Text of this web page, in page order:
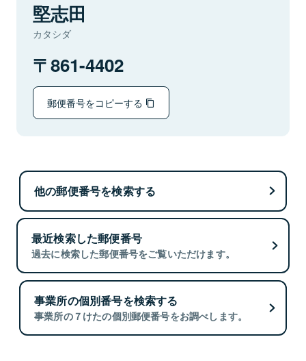
堅志田
カタシダ
861-4402
郵便番号をコピーする
他の郵便番号を検索する
最近検索した郵便番号
過去に検索した郵便番号をご覧いただけます。
事業所の個別番号を検索する
事業所の７けたの個別郵便番号をお調べします。